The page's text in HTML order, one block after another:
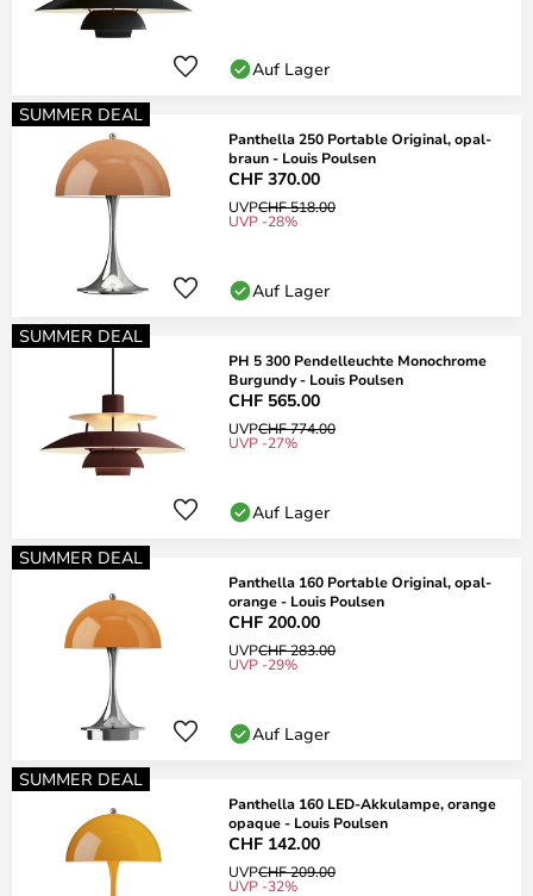
Auf Lager
SUMMER DEAL
Panthella 250 Portable Original, opal-
braun - Louis Poulsen
CHF 370.00
UVPCHF 518.00
UVP -28%
Auf Lager
SUMMER DEAL
PH 5 300 Pendelleuchte Monochrome
Burgundy - Louis Poulsen
CHF 565.00
UVPCHF 774.00
UVP -27%
Auf Lager
SUMMER DEAL
Panthella 160 Portable Original, opal-
orange - Louis Poulsen
CHF 200.00
UVPCHF 283.00
UVP -29%
Auf Lager
SUMMER DEAL
Panthella 160 LED-Akkulampe, orange
opaque - Louis Poulsen
CHF 142.00
UVPCHF 209.00
UVP -32%